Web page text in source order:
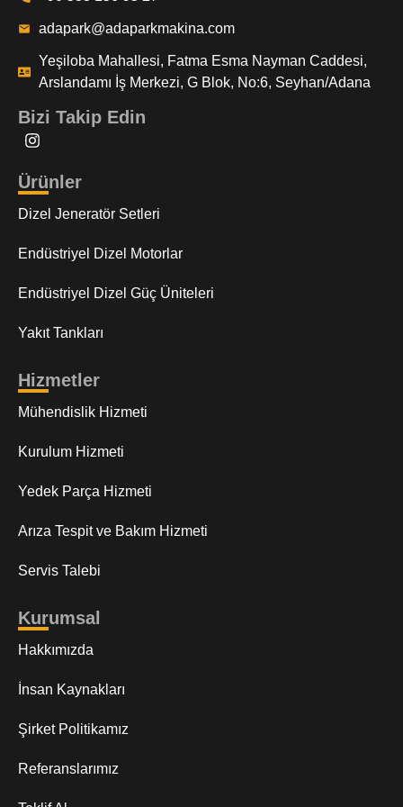
adapark@adaparkmakina.com
Yeşiloba Mahallesi, Fatma Esma Nayman Caddesi,
Arslandamı İş Merkezi, G Blok, No:6, Seyhan/Adana
Bizi Takip Edin
Ürünler
Dizel Jeneratör Setleri
Endüstriyel Dizel Motorlar
Endüstriyel Dizel Güç Üniteleri
Yakıt Tankları
Hizmetler
Mühendislik Hizmeti
Kurulum Hizmeti
Yedek Parça Hizmeti
Arıza Tespit ve Bakım Hizmeti
Servis Talebi
Kurumsal
Hakkımızda
İnsan Kaynakları
Şirket Politikamız
Referanslarımız